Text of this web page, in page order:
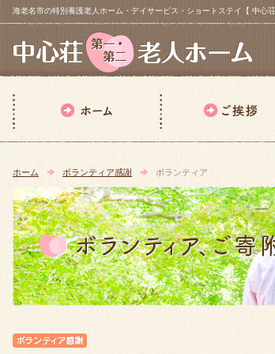
海老名市の特別養護老人ホーム・デイサービス・ショートステイ【 中
ホーム ボランティア感謝 ボランティア